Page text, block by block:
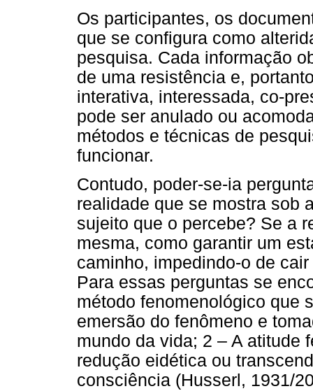
Os participantes, os
que se configura como
pesquisa. Cada informação
de uma resistência e,
interativa, interessada, co-
pode ser anulado ou
métodos e técnicas de
funcionar.
Contudo, poder-se-ia
realidade que se mostra sob
sujeito que o percebe? Se a
mesma, como garantir um
caminho, impedindo-o de
Para essas perguntas se
método fenomenológico que
emersão do fenômeno e
mundo da vida; 2 – A atitude
redução eidética ou
consciência (Husserl, 1931/